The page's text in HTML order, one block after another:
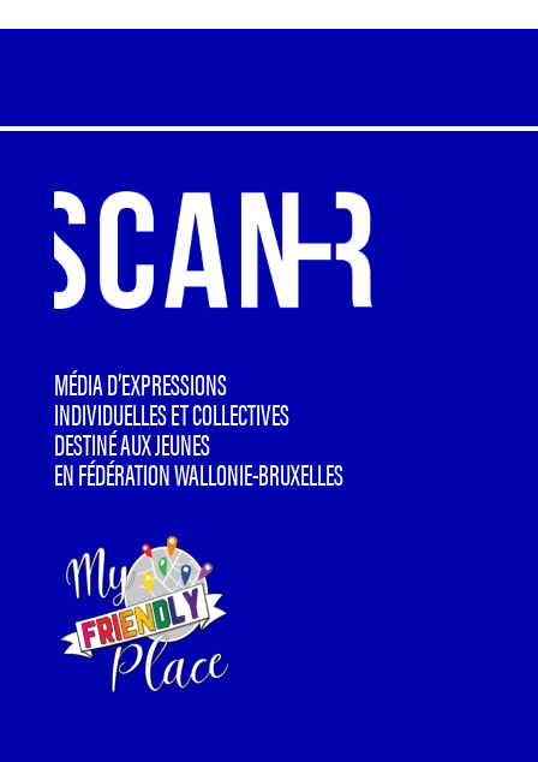
MÉDIA D’EXPRESSIONS
INDIVIDUELLES ET COLLECTIVES
DESTINÉ AUX JEUNES
EN FÉDÉRATION WALLONIE-BRUXELLES